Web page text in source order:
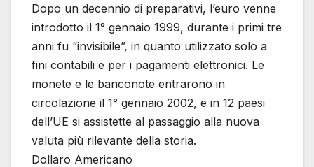
Dopo un decennio di preparativi, l’euro venne
introdotto il 1° gennaio 1999, durante i primi tre
anni fu “invisibile”, in quanto utilizzato solo a
fini contabili e per i pagamenti elettronici. Le
monete e le banconote entrarono in
circolazione il 1° gennaio 2002, e in 12 paesi
dell’UE si assistette al passaggio alla nuova
valuta più rilevante della storia.
Dollaro Americano